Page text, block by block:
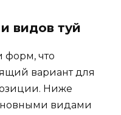
видов туй
форм, что
вариант для
Ниже
видами